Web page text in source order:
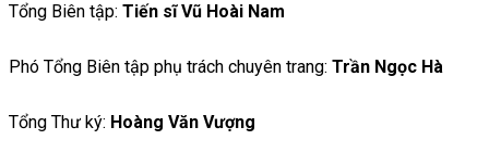
Tổng Biên tập: Tiến sĩ Vũ Hoài Nam
Phó Tổng Biên tập phụ trách chuyên trang: Trần Ngọc Hà
Tổng Thư ký: Hoàng Văn Vượng